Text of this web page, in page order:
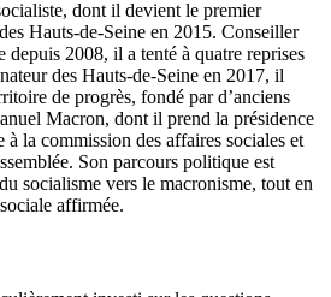
dont il devient le premier
Hauts-de-Seine en 2015. Conseiller
2008, il a tenté à quatre reprises
des Hauts-de-Seine en 2017, il
de progrès, fondé par d’anciens
Macron, dont il prend la présidence
la commission des affaires sociales et
Son parcours politique est
socialisme vers le macronisme, tout en
affirmée.